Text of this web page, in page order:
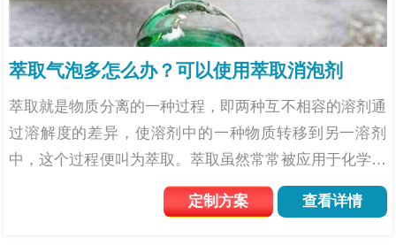
萃取气泡多怎么办？可以使用萃取消泡剂
萃取就是物质分离的一种过程，即两种互不相容的溶剂通
过溶解度的差异，使溶剂中的一种物质转移到另一溶剂
中，这个过程便叫为萃取。萃取虽然常常被应用于化学实
验中，但是在实际的行业生产中也有着非常之多的应用，
比如化学、冶金、食品等工业，通用于石油炼制工业。但
定制方案 查看详情